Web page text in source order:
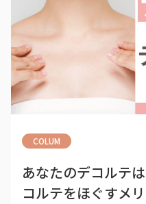
COLUM
あなたのデコルテ
コルテをほぐすメ